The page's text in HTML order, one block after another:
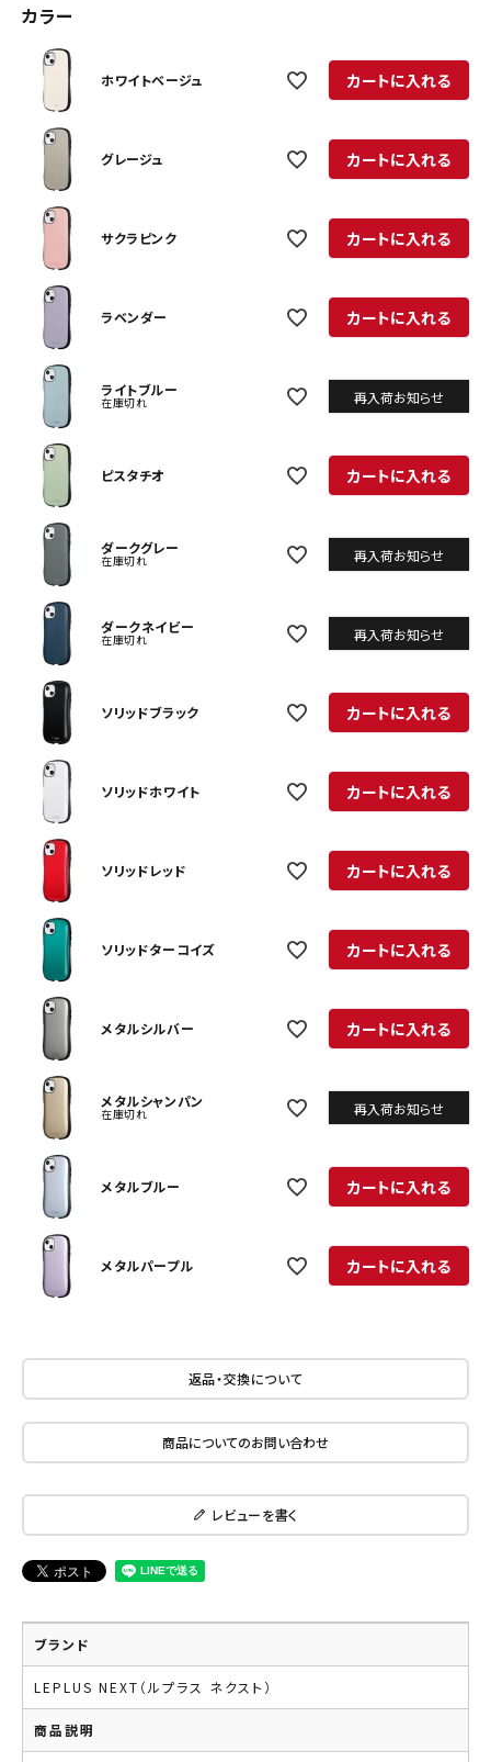
カラー
ホワイトベージュ カートに入れる
グレージュ カートに入れる
サクラピンク カートに入れる
ラベンダー カートに入れる
ライトブルー
在庫切れ 再入荷お知らせ
ピスタチオ カートに入れる
ダークグレー
在庫切れ 再入荷お知らせ
ダークネイビー
在庫切れ 再入荷お知らせ
ソリッドブラック カートに入れる
ソリッドホワイト カートに入れる
ソリッドレッド カートに入れる
ソリッドターコイズ カートに入れる
メタルシルバー カートに入れる
メタルシャンパン
在庫切れ 再入荷お知らせ
メタルブルー カートに入れる
メタルパープル カートに入れる
返品・交換について
商品についてのお問い合わせ
レビューを書く
ブランド
LEPLUS NEXT（ルプラス ネクスト）
商品説明